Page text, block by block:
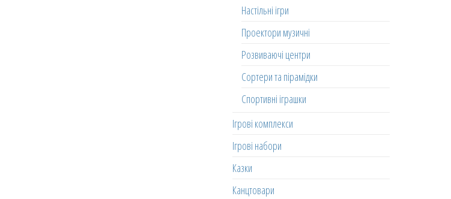
Настільні ігри
Проектори музичні
Розвиваючі центри
Сортери та пірамідки
Спортивні іграшки
Ігрові комплекси
Ігрові набори
Казки
Канцтовари